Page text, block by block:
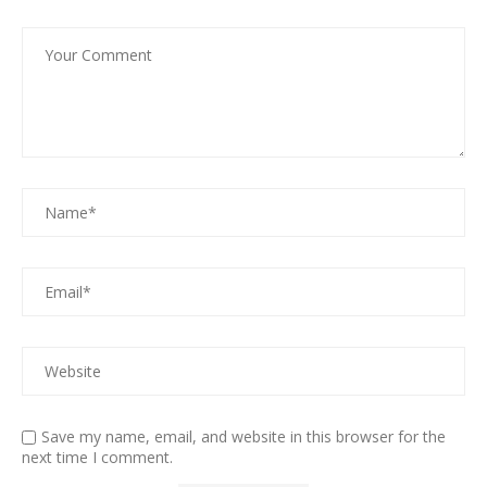
Save my name, email, and website in this browser for the
next time I comment.